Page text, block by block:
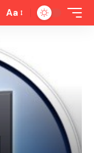
Aa